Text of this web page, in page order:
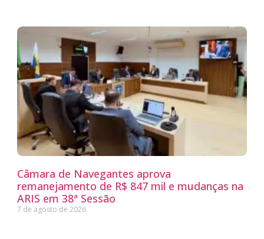
Câmara de Navegantes aprova
remanejamento de R$ 847 mil e mudanças na
ARIS em 38ª Sessão
7 de agosto de 2026